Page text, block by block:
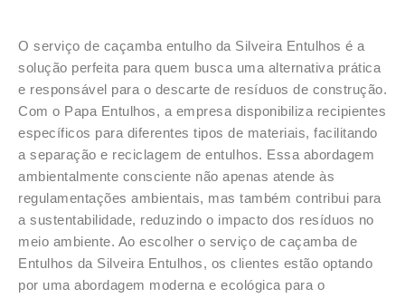
O serviço de caçamba entulho da Silveira Entulhos é a
solução perfeita para quem busca uma alternativa prática
e responsável para o descarte de resíduos de construção.
Com o Papa Entulhos, a empresa disponibiliza recipientes
específicos para diferentes tipos de materiais, facilitando
a separação e reciclagem de entulhos. Essa abordagem
ambientalmente consciente não apenas atende às
regulamentações ambientais, mas também contribui para
a sustentabilidade, reduzindo o impacto dos resíduos no
meio ambiente. Ao escolher o serviço de caçamba de
Entulhos da Silveira Entulhos, os clientes estão optando
por uma abordagem moderna e ecológica para o